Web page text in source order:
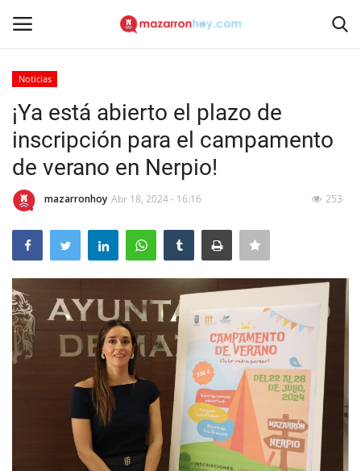
Inicio
Noticias
Entrevistas
Reportajes
Empresas
Mapa de Mazarrón
Noticias
¡Ya está abierto el plazo de
inscripción para el campamento
de verano en Nerpio!
mazarronhoy Abr 18, 2024 - 16:16 253